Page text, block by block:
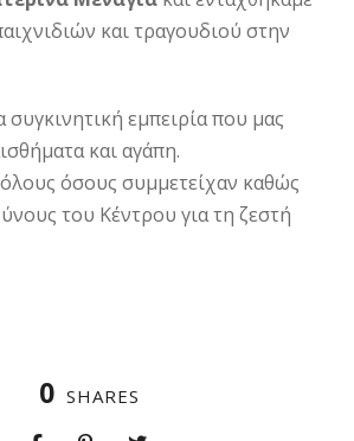
και τραγουδιού στην
εμπειρία που μας
και αγάπη.
όσους συμμετείχαν καθώς
του Κέντρου για τη ζεστή
0 SHARES